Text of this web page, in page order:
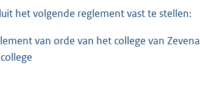
het volgende reglement vast te stellen:
van orde van het college van